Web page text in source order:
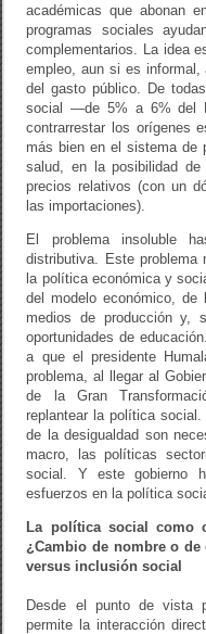
académicas que abonan
programas sociales
complementarios. La idea
empleo, aun si es
del gasto público. De
social —de 5% a 6% del
contrarrestar los orígenes
más bien en el sistema de
salud, en la posibilidad
precios relativos (con un
las importaciones).
El problema insoluble
distributiva. Este problema
la política económica y
del modelo económico,
medios de producción y,
oportunidades de
a que el presidente
problema, al llegar al
de la Gran
replantear la política
de la desigualdad son
macro, las políticas
social. Y este gobierno
esfuerzos en la política
La política social como
¿Cambio de nombre o
versus inclusión social
Desde el punto de vista
permite la interacción